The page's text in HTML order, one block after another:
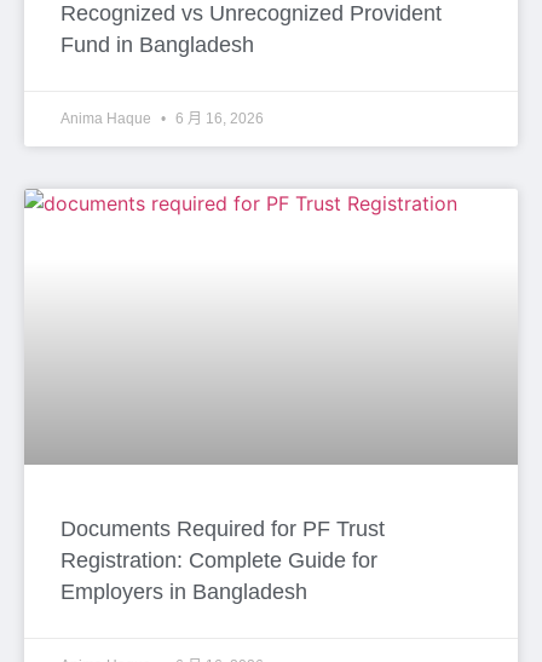
Recognized vs Unrecognized Provident
Fund in Bangladesh
Anima Haque 6 月 16, 2026
Documents Required for PF Trust
Registration: Complete Guide for
Employers in Bangladesh